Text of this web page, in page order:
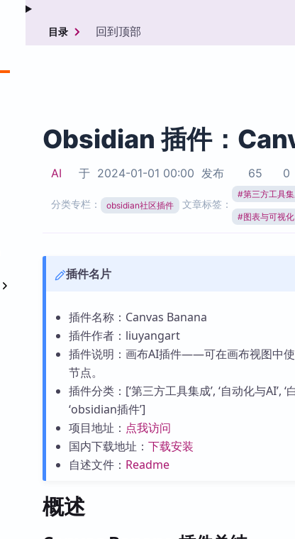
加
市
目录 回到顶部
Obsidian 插件：
AI 于 2024-01-01 00:00 发布 65 0
分类专栏： obsidian社区插件 文章标签：
#第三方工具
#图表与可视化
插件名片
插件名称：Canvas Banana
插件作者：liuyangart
插件说明：画布AI插件——可在画布视图中
节点。
插件分类：[‘第三方工具集成’, ‘自动化与AI’, ‘
‘obsidian插件’]
项目地址： 点我访问
国内下载地址： 下载安装
自述文件： Readme
概述